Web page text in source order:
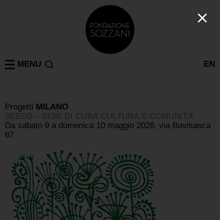
EN
MENU
Progetti MILANO
Da sabato 9 a domenica 10 maggio 2026, via Bovisasca
87